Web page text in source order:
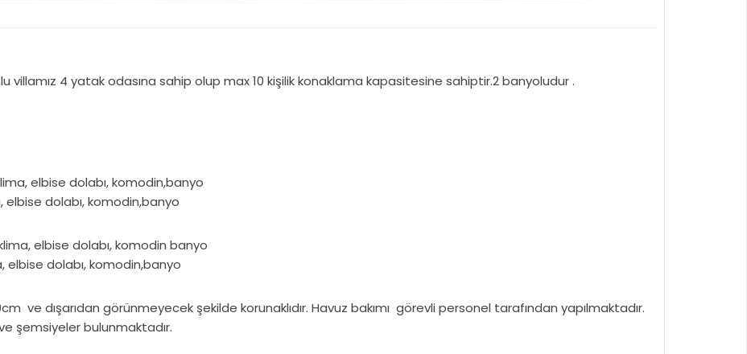
villamız 4 yatak odasına sahip olup max 10 kişilik konaklama kapasitesine sahiptir.2 banyoludur .
elbise dolabı, komodin,banyo
elbise dolabı, komodin,banyo
elbise dolabı, komodin banyo
elbise dolabı, komodin,banyo
ve dışarıdan görünmeyecek şekilde korunaklıdır. Havuz bakımı görevli personel tarafından yapılmaktadır.
şemsiyeler bulunmaktadır.